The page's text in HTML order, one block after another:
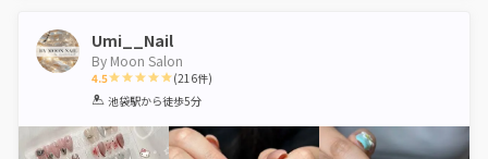
Umi__Nail
By Moon Salon
4.5
1 2 3 4 5
(216件)
池袋駅から徒歩5分